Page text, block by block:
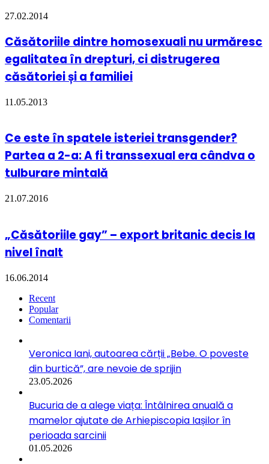
27.02.2014
Căsătoriile dintre homosexuali nu urmăresc
egalitatea în drepturi, ci distrugerea
căsătoriei și a familiei
11.05.2013
Ce este în spatele isteriei transgender?
Partea a 2-a: A fi transsexual era cândva o
tulburare mintală
21.07.2016
„Căsătoriile gay” – export britanic decis la
nivel înalt
16.06.2014
Recent
Popular
Comentarii
Veronica Iani, autoarea cărții „Bebe. O poveste
din burtică”, are nevoie de sprijin
23.05.2026
Bucuria de a alege viața: Întâlnirea anuală a
mamelor ajutate de Arhiepiscopia Iașilor în
perioada sarcinii
01.05.2026